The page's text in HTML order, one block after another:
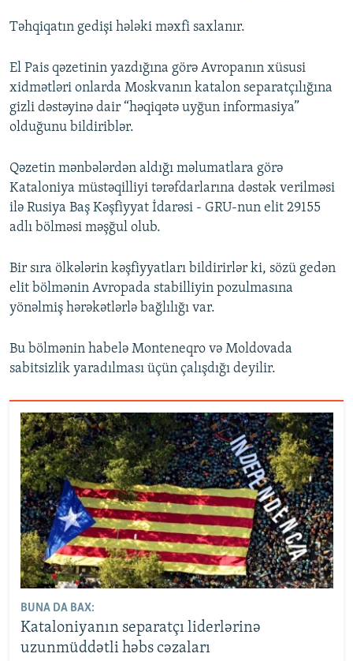
Təhqiqatın gedişi hələki məxfi saxlanır.
El Pais qəzetinin yazdığına görə Avropanın xüsusi
xidmətləri onlarda Moskvanın katalon separatçılığına
gizli dəstəyinə dair “həqiqətə uyğun informasiya”
olduğunu bildiriblər.
Qəzetin mənbələrdən aldığı məlumatlara görə
Kataloniya müstəqilliyi tərəfdarlarına dəstək verilməsi
ilə Rusiya Baş Kəşfiyyat İdarəsi - GRU-nun elit 29155
adlı bölməsi məşğul olub.
Bir sıra ölkələrin kəşfiyyatları bildirirlər ki, sözü gedən
elit bölmənin Avropada stabilliyin pozulmasına
yönəlmiş hərəkətlərlə bağlılığı var.
Bu bölmənin habelə Monteneqro və Moldovada
sabitsizlik yaradılması üçün çalışdığı deyilir.
BUNA DA BAX:
Kataloniyanın separatçı liderlərinə
uzunmüddətli həbs cəzaları